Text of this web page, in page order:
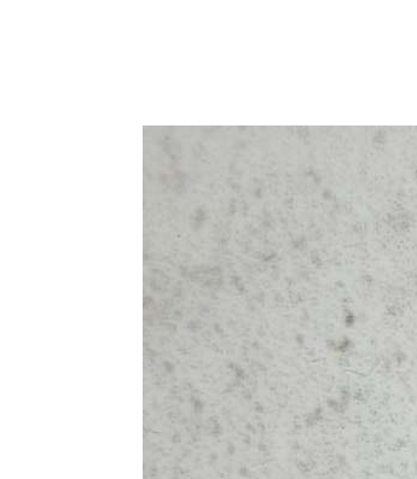
בבית, הגענו לערן מחיפוש קצר
אמין והכי חשוב